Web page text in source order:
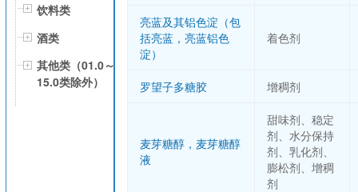
饮料类
酒类
其他类（01.0～
15.0类除外）
亮蓝及其铝色淀（包
括亮蓝，亮蓝铝色
淀）
着色剂
罗望子多糖胶 增稠剂
麦芽糖醇，麦芽糖醇
液
甜味剂、稳定
剂、水分保持
剂、乳化剂、
膨松剂、增稠
剂